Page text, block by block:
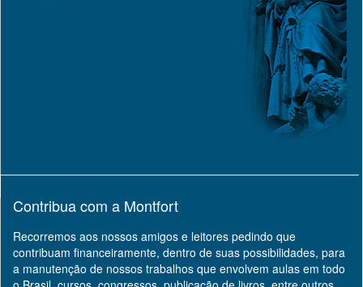
Contribua com a Montfort
Recorremos aos nossos amigos e leitores pedindo que
contribuam financeiramente, dentro de suas possibilidades, para
a manutenção de nossos trabalhos que envolvem aulas em todo